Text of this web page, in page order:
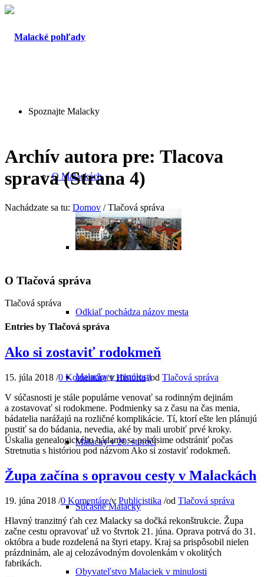
Spoznajte Malacky
O Malackách
Odkiaľ pochádza názov mesta
Malacky v minulosti
Malacky v 20. storočí
Súčasné Malacky
Obyvateľstvo Malaciek v minulosti
Archív autora pre: Tlacova
sprava (Strana 4)
Nachádzate sa tu: Domov / Tlačová správa
O Tlačová správa
Tlačová správa
Entries by Tlačová správa
Ako si zostaviť rodokmeň
15. júla 2018 /0 Komentáre/vHistória /od Tlačová správa
V súčasnosti je stále populárne venovať sa rodinným dejinám
a zostavovať si rodokmene. Podmienky sa z času na čas menia,
bádatelia narážajú na rozličné komplikácie. Tí, ktorí ešte len plánujú
pustiť sa do bádania, nevedia, aké by mali urobiť prvé kroky.
Úskalia genealogického bádania sa pokúsime odstrániť počas
Stretnutia s históriou pod názvom Ako si zostaviť rodokmeň.
Župa začína s opravou cesty v Malackách
19. júna 2018 /0 Komentáre/v Publicistika /od Tlačová správa
Hlavný tranzitný ťah cez Malacky sa dočká rekonštrukcie. Župa
začne cestu opravovať už vo štvrtok 21. júna. Oprava potrvá do 31.
októbra a bude rozdelená na štyri etapy. Kraj sa prispôsobil nielen
prázdninám, ale aj celozávodným dovolenkám v okolitých
fabrikách.